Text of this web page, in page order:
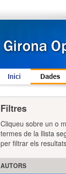
Inici Dades
Filtres
Cliqueu sobre un o
termes de la llista
per filtrar els
AUTORS